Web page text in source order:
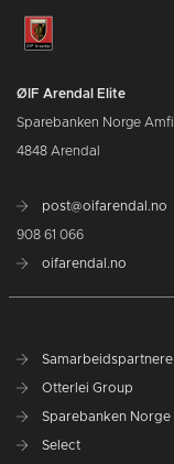
ØIF Arendal Elite
Sparebanken Norge Amfi
4848 Arendal
post@oifarendal.no
908 61 066
oifarendal.no
Samarbeidspartnere
Otterlei Group
Sparebanken Norge
Select